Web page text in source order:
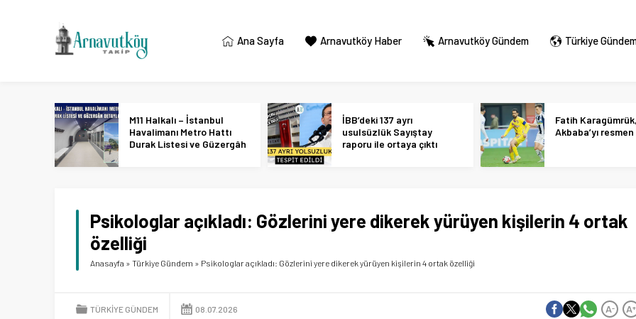
Ana Sayfa Arnavutköy Haber Arnavutköy Gündem Türkiye
M11 Halkalı – İstanbul
Havalimanı Metro Hattı
Durak Listesi ve Güzergâh
İBB’deki 137 ayrı
usulsüzlük Sayıştay
raporu ile ortaya çıktı
Fatih
Akbaba’yı resmen
Psikologlar açıkladı: Gözlerini yere dikerek yürüyen kişilerin 4 ortak
özelliği
Anasayfa » Türkiye Gündem » Psikologlar açıkladı: Gözlerini yere dikerek yürüyen kişilerin 4 ortak özelliği
TÜRKIYE GÜNDEM 08.07.2026 A+
A-